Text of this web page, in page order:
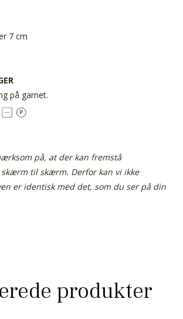
7 cm
på garnet.
på, at der kan fremstå
skærm til skærm. Derfor kan vi ikke
er identisk med det, som du ser på din
produkter